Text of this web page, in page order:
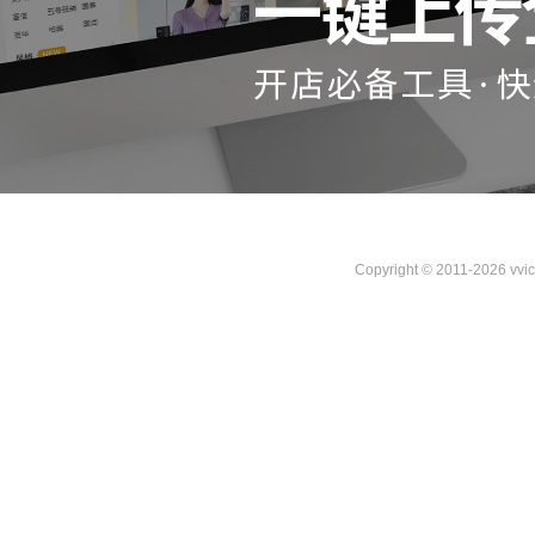
Copyright © 2011-2026